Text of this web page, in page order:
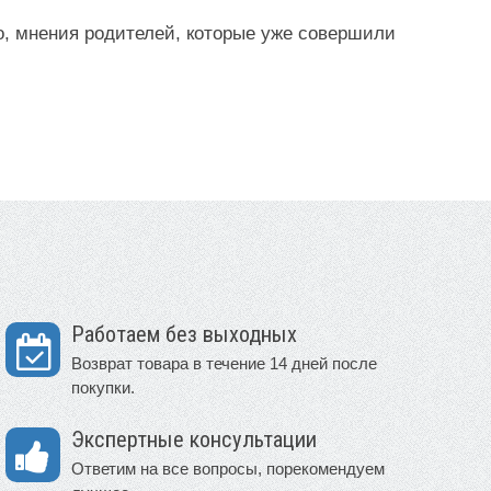
мнения родителей, которые уже совершили
Работаем без выходных
Возврат товара в течение 14 дней после
покупки.
Экспертные консультации
Ответим на все вопросы, порекомендуем